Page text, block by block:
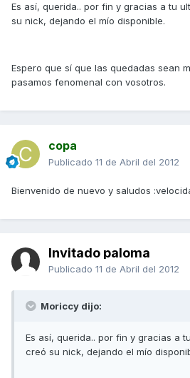
Es así, querida.. por fin y gracias a tu
su nick, dejando el mío disponible.
Espero que sí que las quedadas sean
pasamos fenomenal con vosotros.
copa
Publicado 11 de Abril del 2012
Bienvenido de nuevo y saludos
Invitado paloma
Publicado 11 de Abril del 2012
Moriccy dijo:
Es así, querida.. por fin y gracias a
creó su nick, dejando el mío